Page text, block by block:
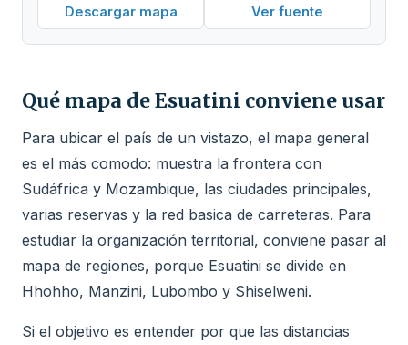
Descargar mapa Ver fuente
Qué mapa de Esuatini conviene usar
Para ubicar el país de un vistazo, el mapa general
es el más comodo: muestra la frontera con
Sudáfrica y Mozambique, las ciudades principales,
varias reservas y la red basica de carreteras. Para
estudiar la organización territorial, conviene pasar al
mapa de regiones, porque Esuatini se divide en
Hhohho, Manzini, Lubombo y Shiselweni.
Si el objetivo es entender por que las distancias